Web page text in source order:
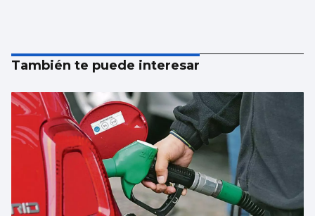
También te puede interesar